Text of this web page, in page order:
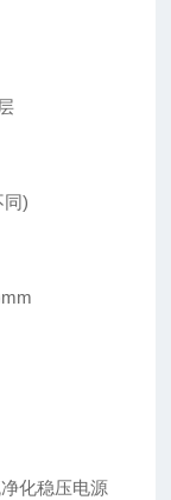
同)
化稳压电源